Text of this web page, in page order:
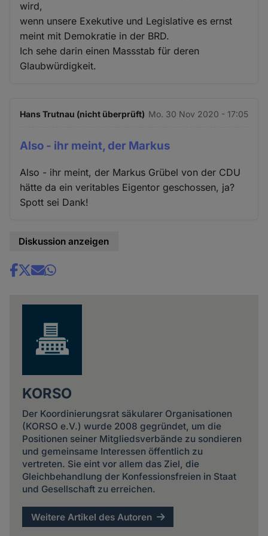
wird,
wenn unsere Exekutive und Legislative es ernst
meint mit Demokratie in der BRD.
Ich sehe darin einen Massstab für deren
Glaubwürdigkeit.
Hans Trutnau (nicht überprüft) Mo. 30 Nov 2020 - 17:05
Also - ihr meint, der Markus
Also - ihr meint, der Markus Grübel von der CDU
hätte da ein veritables Eigentor geschossen, ja?
Spott sei Dank!
Diskussion anzeigen
Share
KORSO
Der Koordinierungsrat säkularer Organisationen
(KORSO e.V.) wurde 2008 gegründet, um die
Positionen seiner Mitgliedsverbände zu sondieren
und gemeinsame Interessen öffentlich zu
vertreten. Sie eint vor allem das Ziel, die
Gleichbehandlung der Konfessionsfreien in Staat
und Gesellschaft zu erreichen.
Weitere Artikel des Autoren